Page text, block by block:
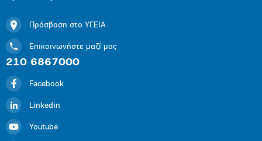
Πρόσβαση στο ΥΓΕΙΑ
Επικοινωνήστε μαζί μας
210 6867000
Facebook
Linkedin
Youtube